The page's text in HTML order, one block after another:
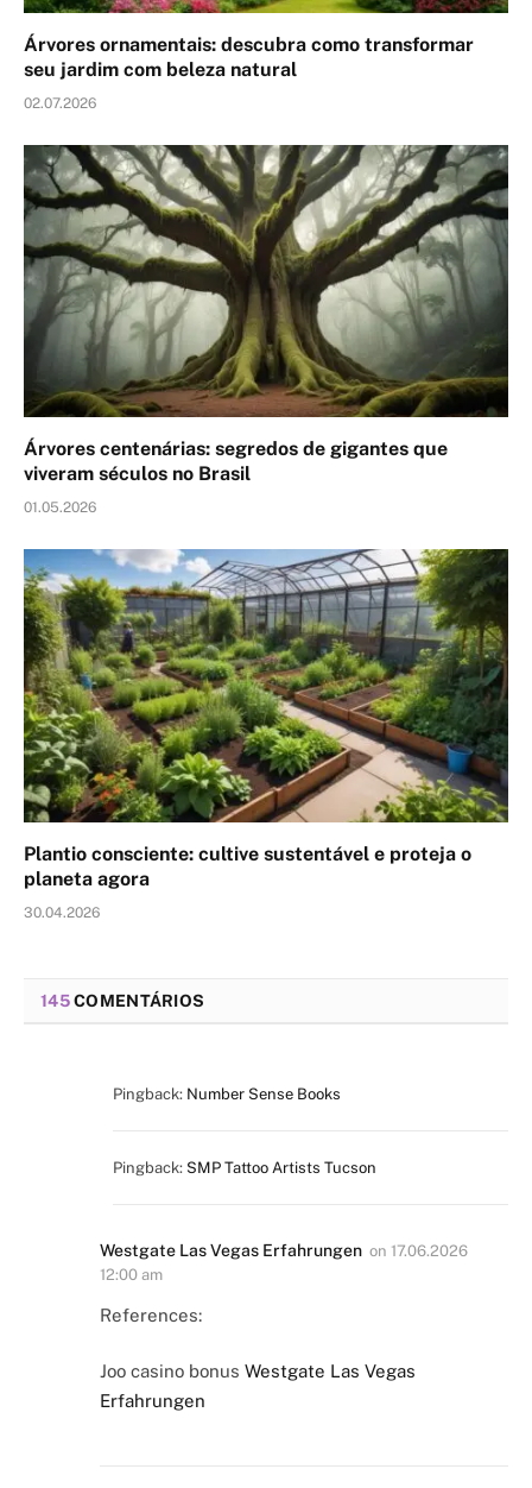
Árvores ornamentais: descubra como transformar
seu jardim com beleza natural
02.07.2026
Árvores centenárias: segredos de gigantes que
viveram séculos no Brasil
01.05.2026
Plantio consciente: cultive sustentável e proteja o
planeta agora
30.04.2026
145COMENTÁRIOS
Pingback: Number Sense Books
Pingback: SMP Tattoo Artists Tucson
Westgate Las Vegas Erfahrungen on 17.06.2026
12:00 am
References:
Joo casino bonus Westgate Las Vegas
Erfahrungen